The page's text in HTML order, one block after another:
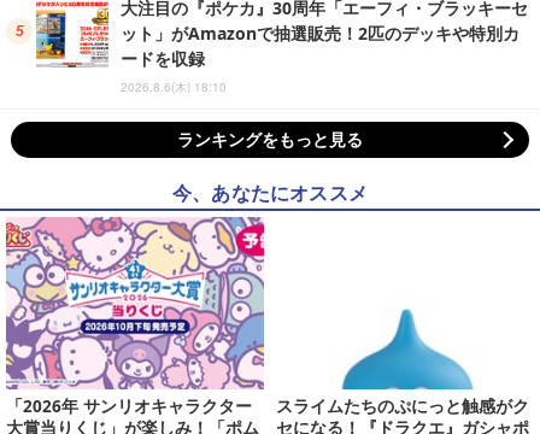
大注目の『ポケカ』30周年「エーフィ・ブラッキーセ
ット」がAmazonで抽選販売！2匹のデッキや特別カ
ードを収録
2026.8.6(木) 18:10
ランキングをもっと見る
今、あなたにオススメ
「2026年 サンリオキャラクター
大賞当りくじ」が楽しみ！「ポム
スライムたちのぷにっと触感がク
セになる！『ドラクエ』ガシャポ